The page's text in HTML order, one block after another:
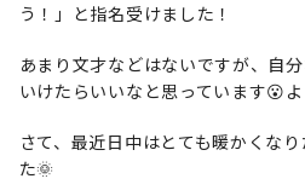
う！」と指名受けました！
あまり文才などはないですが、自
いけたらいいなと思っています😮
さて、最近日中はとても暖かくな
た🌞